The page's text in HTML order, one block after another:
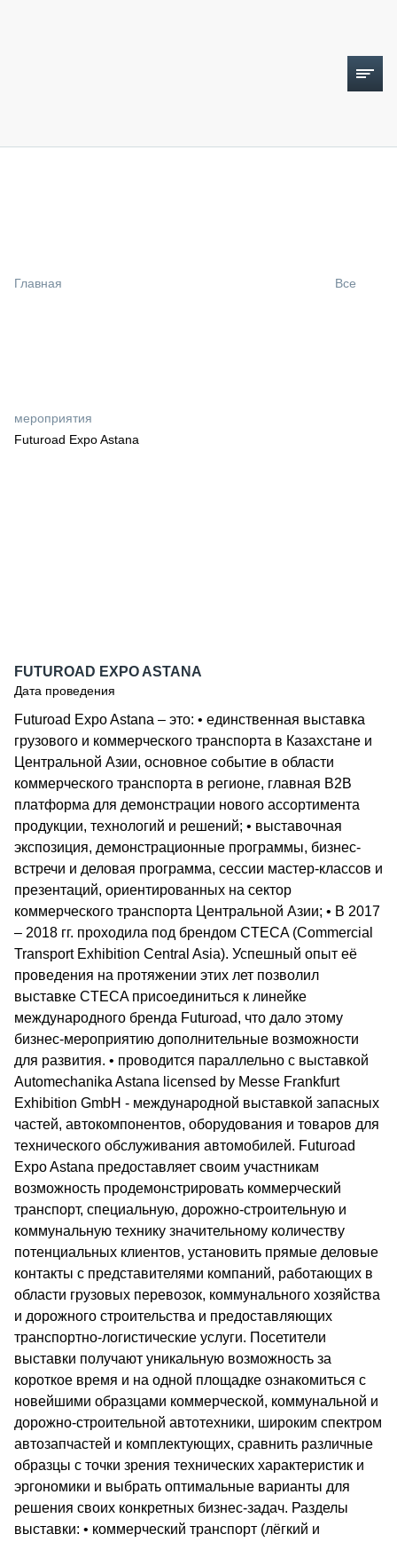
СПЕЦПРОЕКТЫ
Главная Все
мероприятия
Futuroad Expo Astana
FUTUROAD EXPO ASTANA
Дата проведения
Futuroad Expo Astana – это: • единственная выставка
грузового и коммерческого транспорта в Казахстане и
Центральной Азии, основное событие в области
коммерческого транспорта в регионе, главная B2B
платформа для демонстрации нового ассортимента
продукции, технологий и решений; • выставочная
экспозиция, демонстрационные программы, бизнес-
встречи и деловая программа, сессии мастер-классов и
презентаций, ориентированных на сектор
коммерческого транспорта Центральной Азии; • В 2017
– 2018 гг. проходила под брендом CTECA (Commercial
Transport Exhibition Central Asia). Успешный опыт её
проведения на протяжении этих лет позволил
выставке CTECA присоединиться к линейке
международного бренда Futuroad, что дало этому
бизнес-мероприятию дополнительные возможности
для развития. • проводится параллельно с выставкой
Automechanika Astana licensed by Messe Frankfurt
Exhibition GmbH - международной выставкой запасных
частей, автокомпонентов, оборудования и товаров для
технического обслуживания автомобилей. Futuroad
Expo Astana предоставляет своим участникам
возможность продемонстрировать коммерческий
транспорт, специальную, дорожно-строительную и
коммунальную технику значительному количеству
потенциальных клиентов, установить прямые деловые
контакты с представителями компаний, работающих в
области грузовых перевозок, коммунального хозяйства
и дорожного строительства и предоставляющих
транспортно-логистические услуги. Посетители
выставки получают уникальную возможность за
короткое время и на одной площадке ознакомиться с
новейшими образцами коммерческой, коммунальной и
дорожно-строительной автотехники, широким спектром
автозапчастей и комплектующих, сравнить различные
образцы с точки зрения технических характеристик и
эргономики и выбрать оптимальные варианты для
решения своих конкретных бизнес-задач. Разделы
выставки: • коммерческий транспорт (лёгкий и